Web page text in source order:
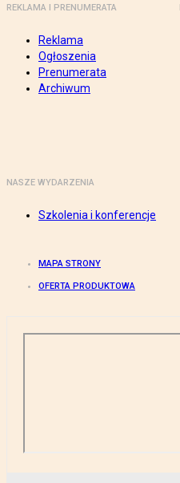
REKLAMA I PRENUMERATA
Reklama
Ogłoszenia
Prenumerata
Archiwum
NASZE WYDARZENIA
Szkolenia i konferencje
MAPA STRONY
OFERTA PRODUKTOWA